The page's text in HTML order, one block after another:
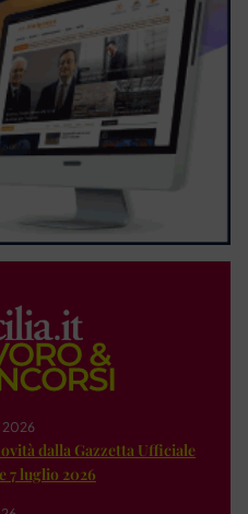
2026
dalla Gazzetta Ufficiale
7 luglio 2026